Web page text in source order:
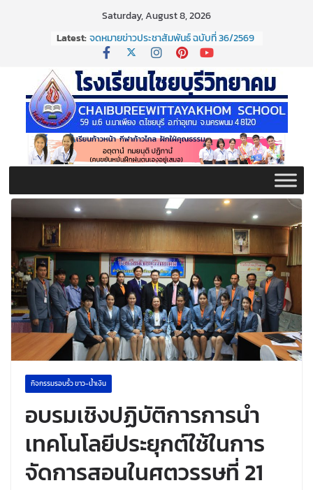
Saturday, August 8, 2026
Latest: จดหมายข่าวประชาสัมพันธ์ ฉบับที่ 36/2569
ประจำเดือนมิถุนายน 2569
กิจกรรมวันสุนทรภู่ ประจำปี ๒๕๖๙
จดหมายข่าวประชาสัมพันธ์ ฉบับที่ 38/2569
ประจำเดือนมิถุนายน 2569
จดหมายข่าวประชาสัมพันธ์ ฉบับที่ 37/2569
ประจำเดือนมิถุนายน 2569
กิจกรรมรอบรั้ว ขาว-น้ำเงิน
อบรมเชิงปฏิบัติการการนำ
เทคโนโลยีประยุกต์ใช้ในการ
จัดการสอนในศตวรรษที่ 21